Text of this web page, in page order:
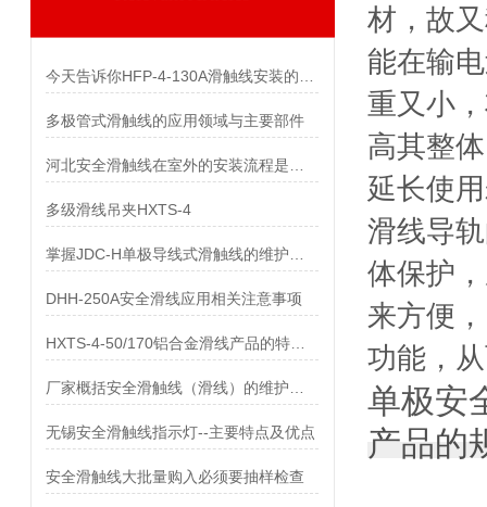
多极管式滑触线的应用领域与主要部件
多级滑线吊夹HXTS-4
DHH-250A安全滑线应用相关注意事项
无锡安全滑触线指示灯--主要特点及优点
安全滑触线大批量购入必须要抽样检查
材，故
能在输
重又小
高其整
延长使
滑线导
体保护
来方便
功能，
单极安
产品的